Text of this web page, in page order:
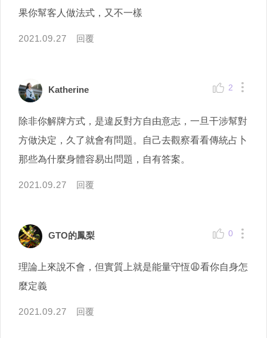
果你幫客人做法式，又不一樣
2021.09.27 回覆
Katherine 2
除非你解牌方式，是違反對方自由意志，一旦干涉幫對
方做決定，久了就會有問題。自己去觀察看看傳統占卜
那些為什麼身體容易出問題，自有答案。
2021.09.27 回覆
GTO的鳳梨 0
理論上來說不會，但實質上就是能量守恆😩看你自身怎
麼定義
2021.09.27 回覆